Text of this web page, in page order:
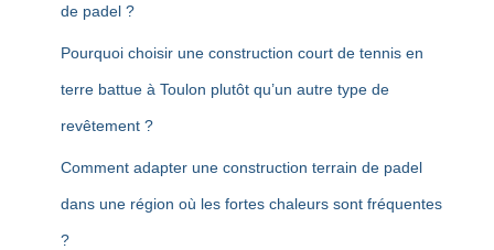
de padel ?
Pourquoi choisir une construction court de tennis en
terre battue à Toulon plutôt qu’un autre type de
revêtement ?
Comment adapter une construction terrain de padel
dans une région où les fortes chaleurs sont fréquentes
?